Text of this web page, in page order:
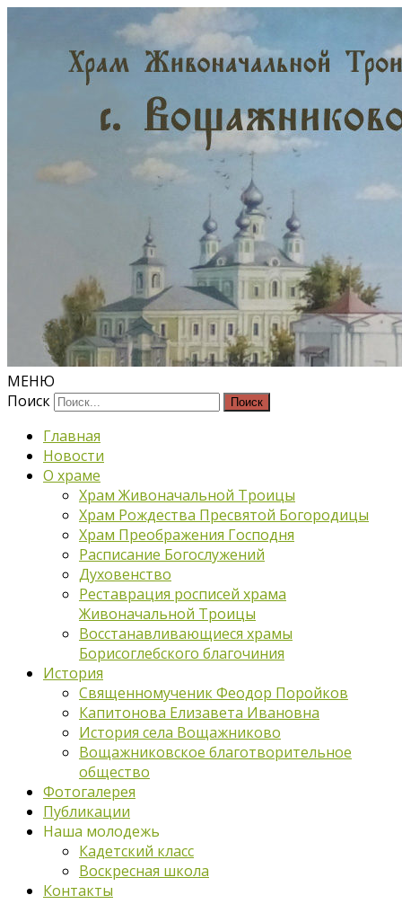
МЕНЮ
Поиск
Главная
Новости
О храме
Храм Живоначальной Троицы
Храм Рождества Пресвятой Богородицы
Храм Преображения Господня
Расписание Богослужений
Духовенство
Реставрация росписей храма
Живоначальной Троицы
Восстанавливающиеся храмы
Борисоглебского благочиния
История
Священномученик Феодор Поройков
Капитонова Елизавета Ивановна
История села Вощажниково
Вощажниковское благотворительное
общество
Фотогалерея
Публикации
Наша молодежь
Кадетский класс
Воскресная школа
Контакты